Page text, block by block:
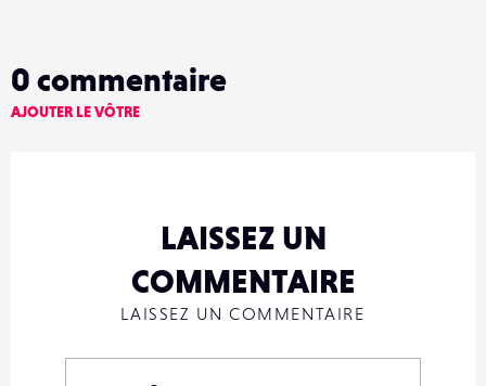
0 commentaire
AJOUTER LE VÔTRE
LAISSEZ UN
COMMENTAIRE
LAISSEZ UN COMMENTAIRE